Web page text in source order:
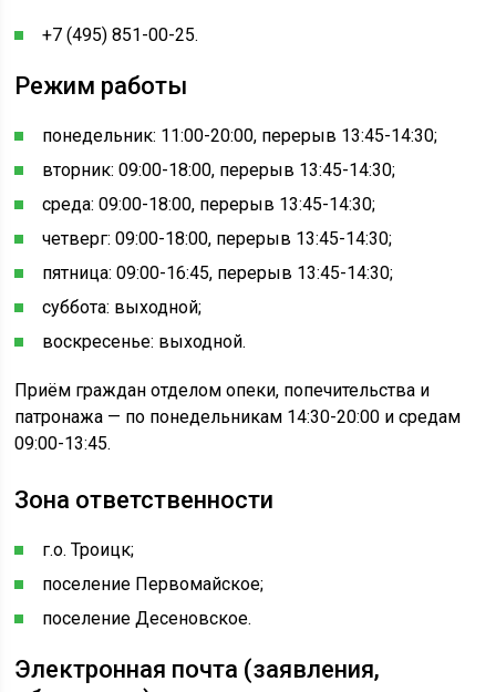
+7 (495) 851-00-25.
Режим работы
понедельник: 11:00-20:00, перерыв 13:45-14:30;
вторник: 09:00-18:00, перерыв 13:45-14:30;
среда: 09:00-18:00, перерыв 13:45-14:30;
четверг: 09:00-18:00, перерыв 13:45-14:30;
пятница: 09:00-16:45, перерыв 13:45-14:30;
суббота: выходной;
воскресенье: выходной.
Приём граждан отделом опеки, попечительства и
патронажа — по понедельникам 14:30-20:00 и средам
09:00-13:45.
Зона ответственности
г.о. Троицк;
поселение Первомайское;
поселение Десеновское.
Электронная почта (заявления,